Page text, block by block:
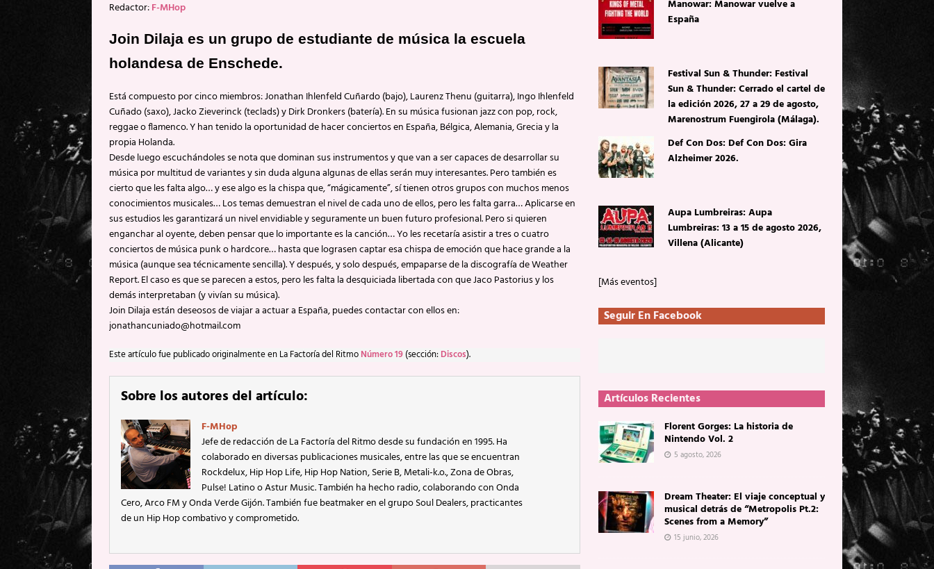
Redactor:F-MHop
Join Dilaja es un grupo de estudiante de música la escuela
holandesa de Enschede.
Está compuesto por cinco miembros: Jonathan Ihlenfeld Cuñardo (bajo), Laurenz Thenu (guitarra), Ingo Ihlenfeld
Cuñado (saxo), Jacko Zieverinck (teclads) y Dirk Dronkers (batería). En su música fusionan jazz con pop, rock,
reggae o flamenco. Y han tenido la oportunidad de hacer conciertos en España, Bélgica, Alemania, Grecia y la
propia Holanda.
Desde luego escuchándoles se nota que dominan sus instrumentos y que van a ser capaces de desarrollar su
música por multitud de variantes y sin duda alguna algunas de ellas serán muy interesantes. Pero también es
cierto que les falta algo… y ese algo es la chispa que, “mágicamente”, sí tienen otros grupos con muchos menos
conocimientos musicales… Los temas demuestran el nivel de cada uno de ellos, pero les falta garra… Aplicarse en
sus estudios les garantizará un nivel envidiable y seguramente un buen futuro profesional. Pero si quieren
enganchar al oyente, deben pensar que lo importante es la canción… Yo les recetaría asistir a tres o cuatro
conciertos de música punk o hardcore… hasta que lograsen captar esa chispa de emoción que hace grande a la
música (aunque sea técnicamente sencilla). Y después, y solo después, empaparse de la discografía de Weather
Report. El caso es que se parecen a estos, pero les falta la desquiciada libertada con que Jaco Pastorius y los
demás interpretaban (y vivían su música).
Join Dilaja están deseosos de viajar a actuar a España, puedes contactar con ellos en:
jonathancuniado@hotmail.com
Este artículo fue publicado originalmente en La Factoría del Ritmo Número 19 (sección: Discos).
Sobre los autores del artículo:
F-MHop
Jefe de redacción de La Factoría del Ritmo desde su fundación en 1995. Ha
colaborado en diversas publicaciones musicales, entre las que se encuentran
Rockdelux, Hip Hop Life, Hip Hop Nation, Serie B, Metali-k.o., Zona de Obras,
Pulse! Latino o Astur Music. También ha hecho radio, colaborando con Onda
Cero, Arco FM y Onda Verde Gijón. También fue beatmaker en el grupo Soul Dealers, practicantes
de un Hip Hop combativo y comprometido.
Manowar: Manowar vuelve a
España
Festival Sun & Thunder: Festival
Sun & Thunder: Cerrado el cartel de
la edición 2026, 27 a 29 de agosto,
Marenostrum Fuengirola (Málaga).
Def Con Dos: Def Con Dos: Gira
Alzheimer 2026.
Aupa Lumbreiras: Aupa
Lumbreiras: 13 a 15 de agosto 2026,
Villena (Alicante)
[Más eventos]
Seguir En Facebook
Artículos Recientes
Florent Gorges: La historia de
Nintendo Vol. 2
5 agosto, 2026
Dream Theater: El viaje conceptual y
musical detrás de “Metropolis Pt.2:
Scenes from a Memory”
15 junio, 2026